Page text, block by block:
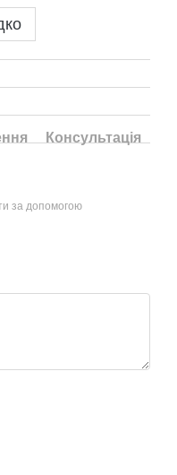
Консультація
за допомогою